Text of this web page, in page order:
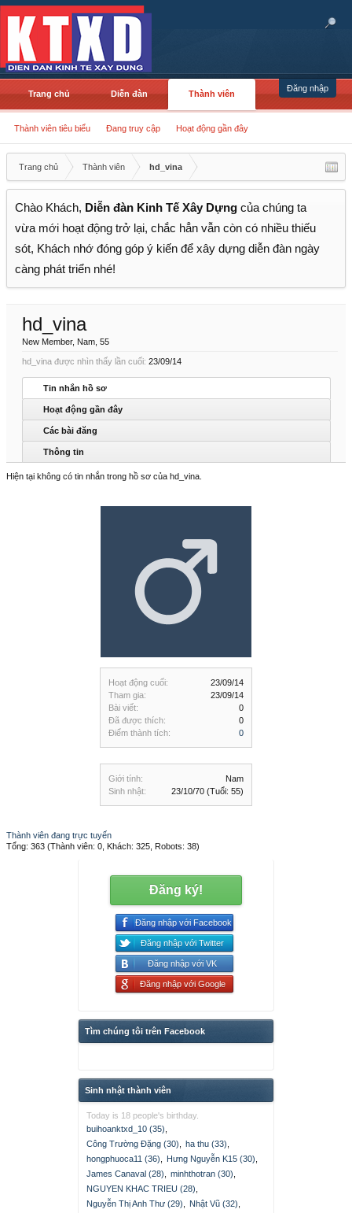
Đăng nhập
Trang chủ Diễn đàn Thành viên
Thành viên tiêu biểu Đang truy cập Hoạt động gần đây
Trang chủ Thành viên hd_vina
Chào Khách, Diễn đàn Kinh Tế Xây Dựng của chúng ta
vừa mới hoạt động trở lại, chắc hẳn vẫn còn có nhiều thiếu
sót, Khách nhớ đóng góp ý kiến để xây dựng diễn đàn ngày
càng phát triển nhé!
Hoạt động cuối:
23/09/14
Tham gia:
23/09/14
Bài viết:
0
Đã được thích:
0
Điểm thành tích:
0
Giới tính:
Nam
Sinh nhật:
23/10/70 (Tuổi: 55)
hd_vina
New Member, Nam, 55
hd_vina được nhìn thấy lần cuối: 23/09/14
Tin nhắn hồ sơ
Hoạt động gần đây
Các bài đăng
Thông tin
Hiện tại không có tin nhắn trong hồ sơ của hd_vina.
Thành viên đang trực tuyến
Tổng: 363 (Thành viên: 0, Khách: 325, Robots: 38)
Đăng ký!
Đăng nhập với Facebook
Đăng nhập với Twitter
Đăng nhập với VK
Đăng nhập với Google
Tìm chúng tôi trên Facebook
Sinh nhật thành viên
Today is 18 people's birthday.
buihoanktxd_10 (35)
Công Trường Đặng (30)
ha thu (33)
hongphuoca11 (36)
Hưng Nguyễn K15 (30)
James Canaval (28)
minhthotran (30)
NGUYEN KHAC TRIEU (28)
Nguyễn Thị Anh Thư (29)
Nhật Vũ (32)